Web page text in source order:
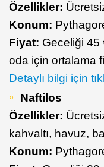
Özellikler:
Konum:
Fiyat: Geceliği 45
oda için ortalama
Detaylı bilgi için
Naftilos
Özellikler:
kahvaltı, havuz,
Konum: